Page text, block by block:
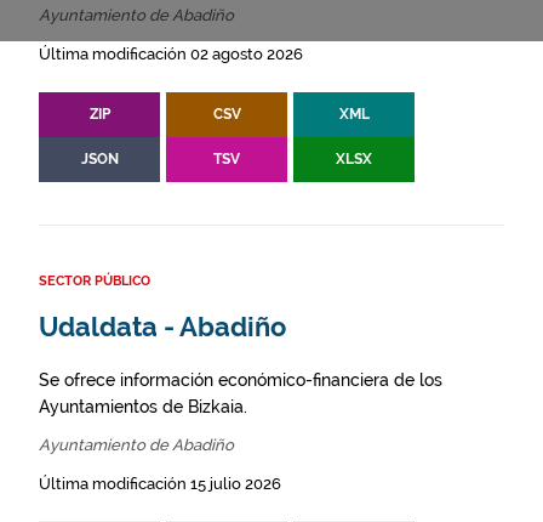
Ayuntamiento de Abadiño
Última modificación 02 agosto 2026
ZIP CSV XML
JSON TSV XLSX
SECTOR PÚBLICO
Udaldata - Abadiño
Se ofrece información económico-financiera de los
Ayuntamientos de Bizkaia.
Ayuntamiento de Abadiño
Última modificación 15 julio 2026